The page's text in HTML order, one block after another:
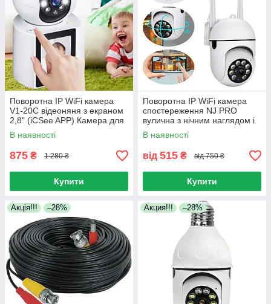
Поворотна IP WiFi камера
V1-20C відеоняня з екраном
2,8" (iCSee APP) Камера для
спостереження
В наявності
875 ₴ 1 280 ₴
Купити
Поворотна IP WiFi камера
спостереження NJ PRO
вулична з нічним наглядом і
датчиком руху iCam 365
В наявності
від 515 ₴ від 750 ₴
Купити
Акція!!! –28% Акция!!! –28%